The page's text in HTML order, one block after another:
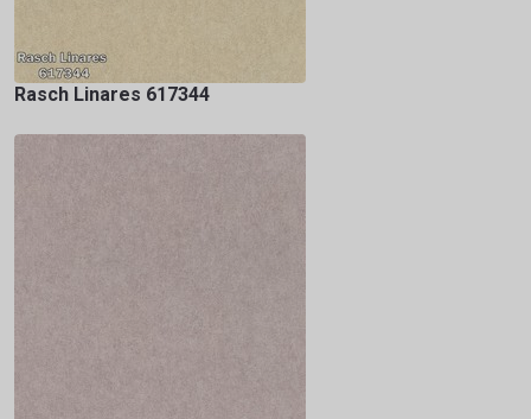
Rasch Linares 617344